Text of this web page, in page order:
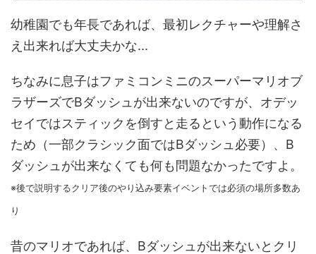
幼稚園でも年長であれば、最初レクチャーや理解さ
え出来れば大丈夫かな...
ちなみに息子はファミコンミニのスーパーマリオブ
ラザーズでBダッシュが出来ないのですが、オデッ
セイではスティックを倒すと走るという動作になる
ため（一部クラシック面ではBダッシュ必要）、B
ダッシュが出来なくても何も問題なかったですよ。
※後で説明するクリア後のやり込み要素イベントでは必須の場所多数あ
り
昔のマリオであれば、Bダッシュが出来ないとクリ